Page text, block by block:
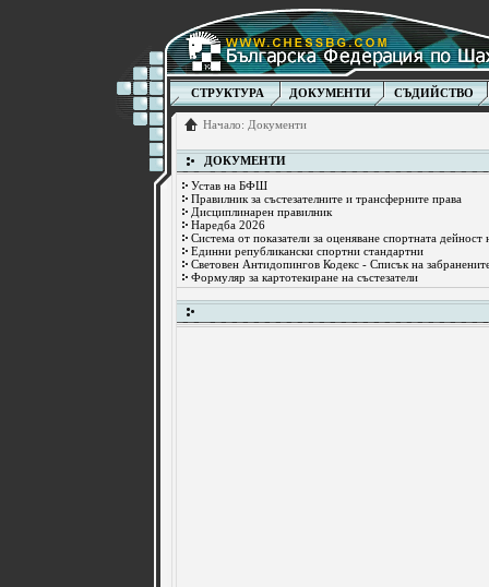
СТРУКТУРА ДОКУМЕНТИ СЪДИЙСТВО
Начало: Документи
ДОКУМЕНТИ
Устав на БФШ
Правилник за състезателните и трансферните права
Дисциплинарен правилник
Наредба 2026
Система от показатели за оценяване спортната
Единни републикански спортни стандартни
Световен Антидопингов Кодекс - Списък на
Формуляр за картотекиране на състезатели